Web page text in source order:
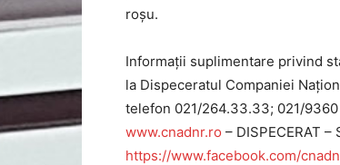
roșu.
Informaţii suplimentare privind
la Dispeceratul Companiei
telefon 021/264.33.33; 021/
www.cnadnr.ro – DISPECERAT
https://www.facebook.com/